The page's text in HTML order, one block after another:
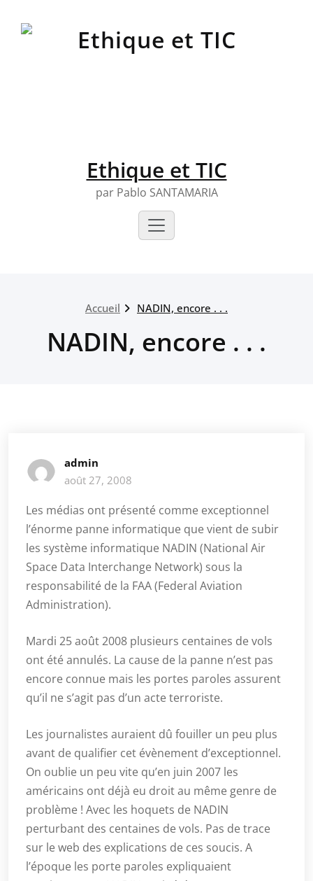
Ethique et TIC
par Pablo SANTAMARIA
Accueil NADIN, encore . . .
NADIN, encore . . .
admin
août 27, 2008
Les médias ont présenté comme exceptionnel
l’énorme panne informatique que vient de subir
les système informatique NADIN (National Air
Space Data Interchange Network) sous la
responsabilité de la FAA (Federal Aviation
Administration).
Mardi 25 août 2008 plusieurs centaines de vols
ont été annulés. La cause de la panne n’est pas
encore connue mais les portes paroles assurent
qu’il ne s’agit pas d’un acte terroriste.
Les journalistes auraient dû fouiller un peu plus
avant de qualifier cet évènement d’exceptionnel.
On oublie un peu vite qu’en juin 2007 les
américains ont déjà eu droit au même genre de
problème ! Avec les hoquets de NADIN
perturbant des centaines de vols. Pas de trace
sur le web des explications de ces soucis. A
l’époque les porte paroles expliquaient